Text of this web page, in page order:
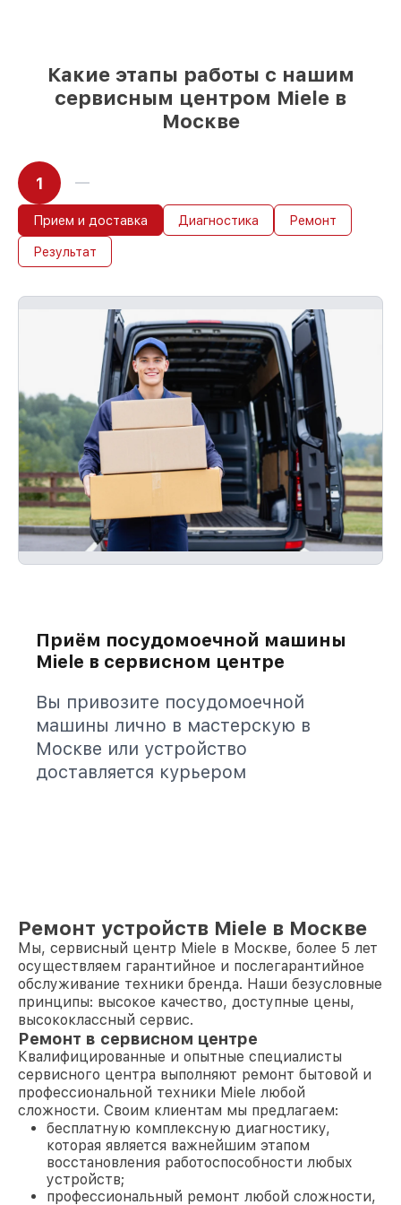
Какие этапы работы с нашим
сервисным центром Miele в
Москве
1
Прием и доставка Диагностика Ремонт
Результат
Приём посудомоечной машины
Miele в сервисном центре
Вы привозите посудомоечной
машины лично в мастерскую в
Москве или устройство
доставляется курьером
Ремонт устройств Miele в Москве
Мы, сервисный центр Miele в Москве, более 5 лет
осуществляем гарантийное и послегарантийное
обслуживание техники бренда. Наши безусловные
принципы: высокое качество, доступные цены,
высококлассный сервис.
Ремонт в сервисном центре
Квалифицированные и опытные специалисты
сервисного центра выполняют ремонт бытовой и
профессиональной техники Miele любой
сложности. Своим клиентам мы предлагаем:
бесплатную комплексную диагностику,
которая является важнейшим этапом
восстановления работоспособности любых
устройств;
профессиональный ремонт любой сложности,